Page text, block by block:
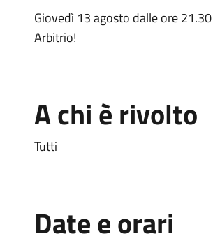
Giovedì 13 agosto dalle ore
Arbitrio!
A chi è rivolto
Tutti
Date e orari